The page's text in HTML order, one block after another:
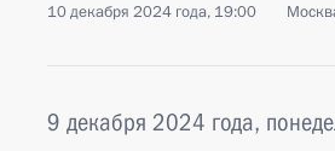
10 декабря 2024 года, 19:00
9 декабря 2024 года,